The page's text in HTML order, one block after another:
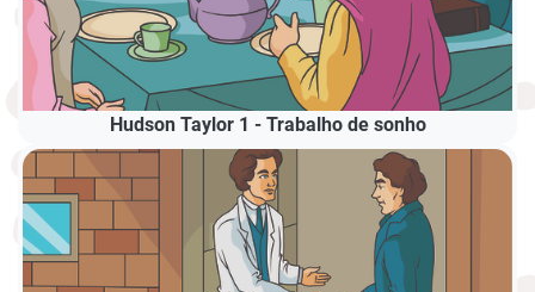
Hudson Taylor 1 - Trabalho de sonho